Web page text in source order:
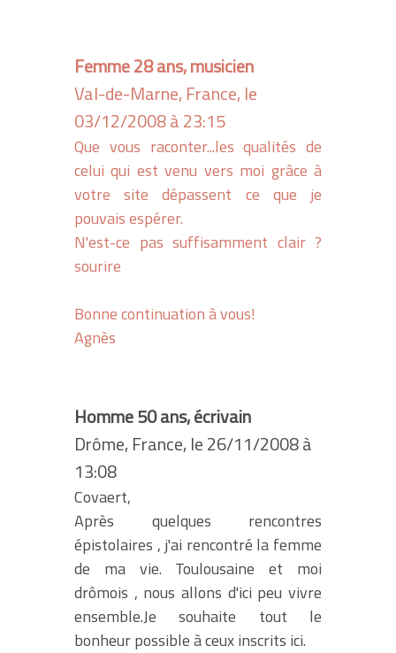
Femme 28 ans, musicien
Val-de-Marne, France, le
03/12/2008 à 23:15
Que vous raconter...les qualités de
celui qui est venu vers moi grâce à
votre site dépassent ce que je
pouvais espérer.
N'est-ce pas suffisamment clair ?
sourire
Bonne continuation à vous!
Agnès
Homme 50 ans, écrivain
Drôme, France, le 26/11/2008 à
13:08
Covaert,
Après quelques rencontres
épistolaires , j'ai rencontré la femme
de ma vie. Toulousaine et moi
drômois , nous allons d'ici peu vivre
ensemble.Je souhaite tout le
bonheur possible à ceux inscrits ici.